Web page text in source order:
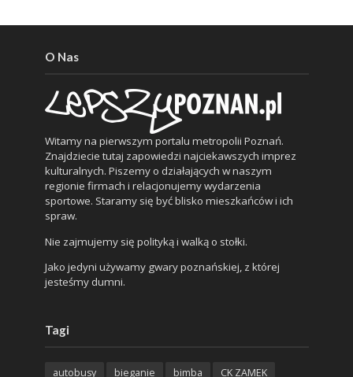
O Nas
Witamy na pierwszym portalu metropolii Poznań.
Znajdziecie tutaj zapowiedzi najciekawszych imprez
kulturalnych. Piszemy o działających w naszym
regionie firmach i relacjonujemy wydarzenia
sportowe. Staramy się być blisko mieszkańców i ich
spraw.
Nie zajmujemy się polityką i walką o stołki.
Jako jedyni używamy gwary poznańskiej, z której
jesteśmy dumni.
Tagi
autobusy bieganie bimba
CK ZAMEK